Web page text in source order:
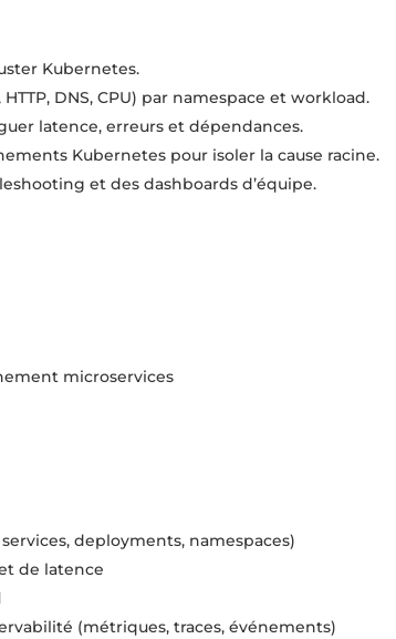
Kubernetes.
DNS, CPU) par namespace et workload.
latence, erreurs et dépendances.
Kubernetes pour isoler la cause racine.
et des dashboards d’équipe.
microservices
deployments, namespaces)
et de latence
(métriques, traces, événements)